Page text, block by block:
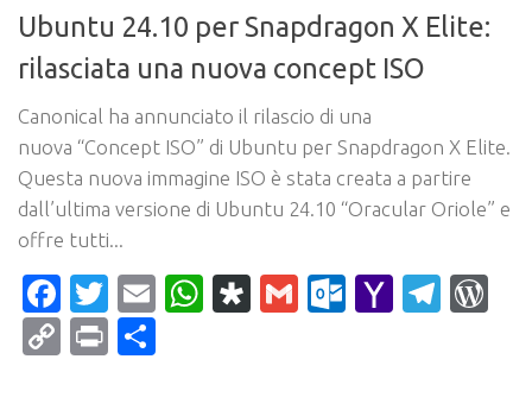
Ubuntu 24.10 per Snapdragon X Elite:
rilasciata una nuova concept ISO
Canonical ha annunciato il rilascio di una
nuova “Concept ISO” di Ubuntu per Snapdragon X Elite.
Questa nuova immagine ISO è stata creata a partire
dall’ultima versione di Ubuntu 24.10 “Oracular Oriole” e
offre tutti...
Facebook
Twitter
EmailWhatsApp
Diaspora
Gmail Yahoo
CopyPrint